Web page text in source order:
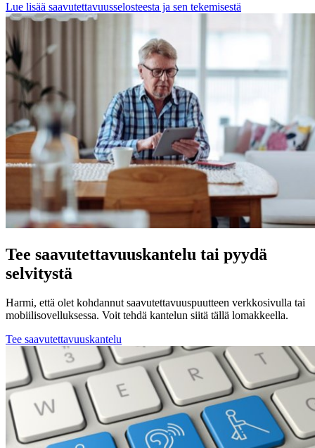
Lue lisää saavutettavuusselosteesta ja sen tekemisestä
Tee saavutettavuuskantelu tai pyydä
selvitystä
Harmi, että olet kohdannut saavutettavuuspuutteen verkkosivulla tai
mobiilisovelluksessa. Voit tehdä kantelun siitä tällä lomakkeella.
Tee saavutettavuuskantelu